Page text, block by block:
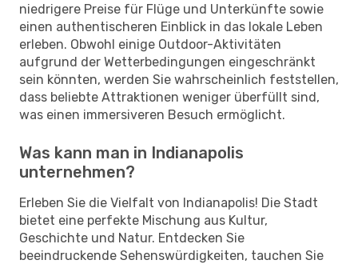
niedrigere Preise für Flüge und Unterkünfte sowie
einen authentischeren Einblick in das lokale Leben
erleben. Obwohl einige Outdoor-Aktivitäten
aufgrund der Wetterbedingungen eingeschränkt
sein könnten, werden Sie wahrscheinlich feststellen,
dass beliebte Attraktionen weniger überfüllt sind,
was einen immersiveren Besuch ermöglicht.
Was kann man in Indianapolis
unternehmen?
Erleben Sie die Vielfalt von Indianapolis! Die Stadt
bietet eine perfekte Mischung aus Kultur,
Geschichte und Natur. Entdecken Sie
beeindruckende Sehenswürdigkeiten, tauchen Sie